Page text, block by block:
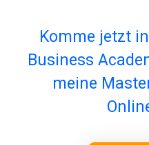
Komme jetzt
Business
meine